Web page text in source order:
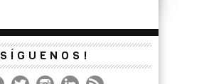
SÍGUENOS!